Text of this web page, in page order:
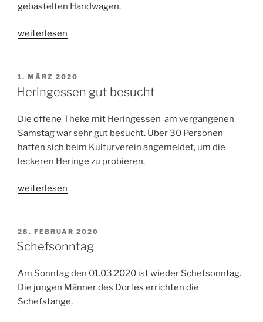
gebastelten Handwagen.
„Trimporter
Idenheim“
weiterlesen
VERÖFFENTLICHT
AM
1. MÄRZ 2020
Heringessen gut besucht
Die offene Theke mit Heringessen am vergangenen
Samstag war sehr gut besucht. Über 30 Personen
hatten sich beim Kulturverein angemeldet, um die
leckeren Heringe zu probieren.
„Heringessen
weiterlesen
VERÖFFENTLICHT
AM
28. FEBRUAR 2020
Schefsonntag
Am Sonntag den 01.03.2020 ist wieder Schefsonntag.
Die jungen Männer des Dorfes errichten die
Schefstange,